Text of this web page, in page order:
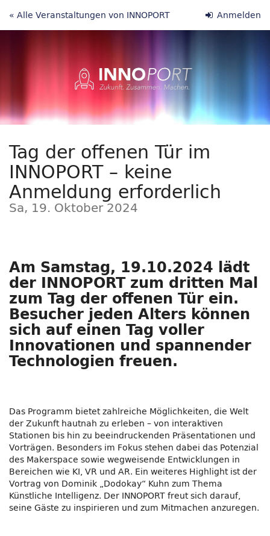
Zum
springen
Anmelden
« Alle Veranstaltungen von INNOPORT
Tag der offenen Tür im
INNOPORT – keine
Anmeldung erforderlich
Sa, 19. Oktober 2024
Am Samstag, 19.10.2024 lädt
der INNOPORT zum dritten Mal
zum Tag der offenen Tür ein.
Besucher jeden Alters können
sich auf einen Tag voller
Innovationen und spannender
Technologien freuen.
Das Programm bietet zahlreiche Möglichkeiten, die Welt
der Zukunft hautnah zu erleben – von interaktiven
Stationen bis hin zu beeindruckenden Präsentationen und
Vorträgen. Besonders im Fokus stehen dabei das Potenzial
des Makerspace sowie wegweisende Entwicklungen in
Bereichen wie KI, VR und AR. Ein weiteres Highlight ist der
Vortrag von Dominik „Dodokay“ Kuhn zum Thema
Künstliche Intelligenz. Der INNOPORT freut sich darauf,
seine Gäste zu inspirieren und zum Mitmachen anzuregen.